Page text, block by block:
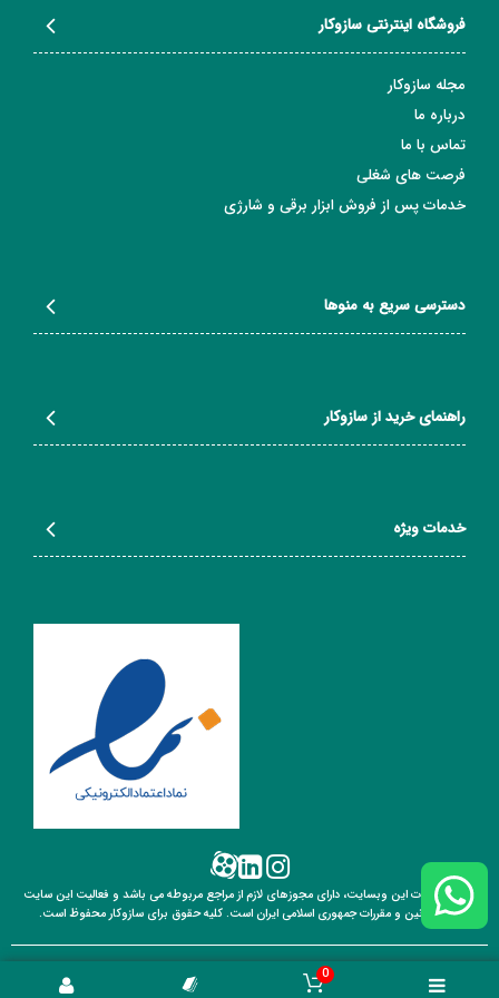
فروشگاه اینترنتی سازوکار
مجله سازوکار
درباره ما
تماس با ما
فرصت های شغلی
خدمات پس از فروش ابزار برقی و شارژی
دسترسی سریع به منوها
راهنمای خرید از سازوکار
خدمات ویژه
تمامی خدمات این وبسایت، دارای مجوزهای لازم از مراجع مربوطه می باشد و فعالیت این سایت
تابع قوانین و مقررات جمهوری اسلامی ایران است. کلیه حقوق برای سازوکار محفوظ است.
0